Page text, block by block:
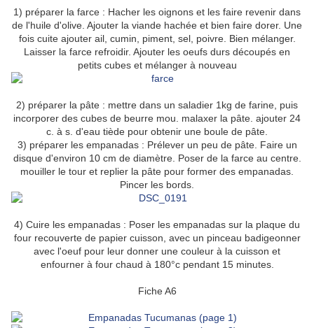
1) préparer la farce : Hacher les oignons et les faire revenir dans
de l'huile d'olive. Ajouter la viande hachée et bien faire dorer. Une
fois cuite ajouter ail, cumin, piment, sel, poivre. Bien mélanger.
Laisser la farce refroidir. Ajouter les oeufs durs découpés en
petits cubes et mélanger à nouveau
2) préparer la pâte : mettre dans un saladier 1kg de farine, puis
incorporer des cubes de beurre mou. malaxer la pâte. ajouter 24
c. à s. d'eau tiède pour obtenir une boule de pâte.
3) préparer les empanadas : Prélever un peu de pâte. Faire un
disque d'environ 10 cm de diamètre. Poser de la farce au centre.
mouiller le tour et replier la pâte pour former des empanadas.
Pincer les bords.
4) Cuire les empanadas : Poser les empanadas sur la plaque du
four recouverte de papier cuisson, avec un pinceau badigeonner
avec l'oeuf pour leur donner une couleur à la cuisson et
enfourner à four chaud à 180°c pendant 15 minutes.
Fiche A6